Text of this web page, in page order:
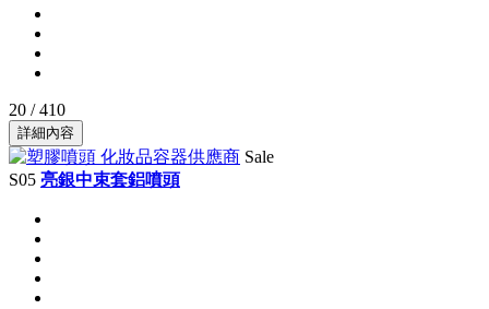
20 / 410
詳細內容
Sale
S05 亮銀中束套鋁噴頭